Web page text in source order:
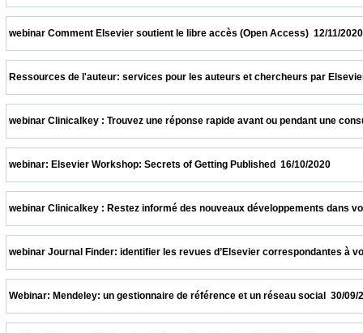
webinar Comment Elsevier soutient le libre accès (Open
Ressources de l'auteur: services pour les auteurs et chercheurs
webinar Clinicalkey : Trouvez une réponse rapide avant ou
webinar: Elsevier Workshop: Secrets of Getting Published  16/
webinar Clinicalkey : Restez informé des nouveaux
webinar Journal Finder: identifier les revues d’Elsevier
Webinar: Mendeley: un gestionnaire de référence et un réseau